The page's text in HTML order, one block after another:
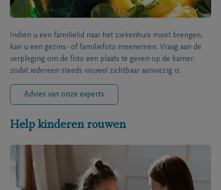
Indien u een familielid naar het ziekenhuis moet brengen,
kan u een gezins- of familiefoto meenemen. Vraag aan de
verpleging om de foto een plaats te geven op de kamer,
zodat iedereen steeds visueel zichtbaar aanwezig is.
Advies van onze experts
Help kinderen rouwen